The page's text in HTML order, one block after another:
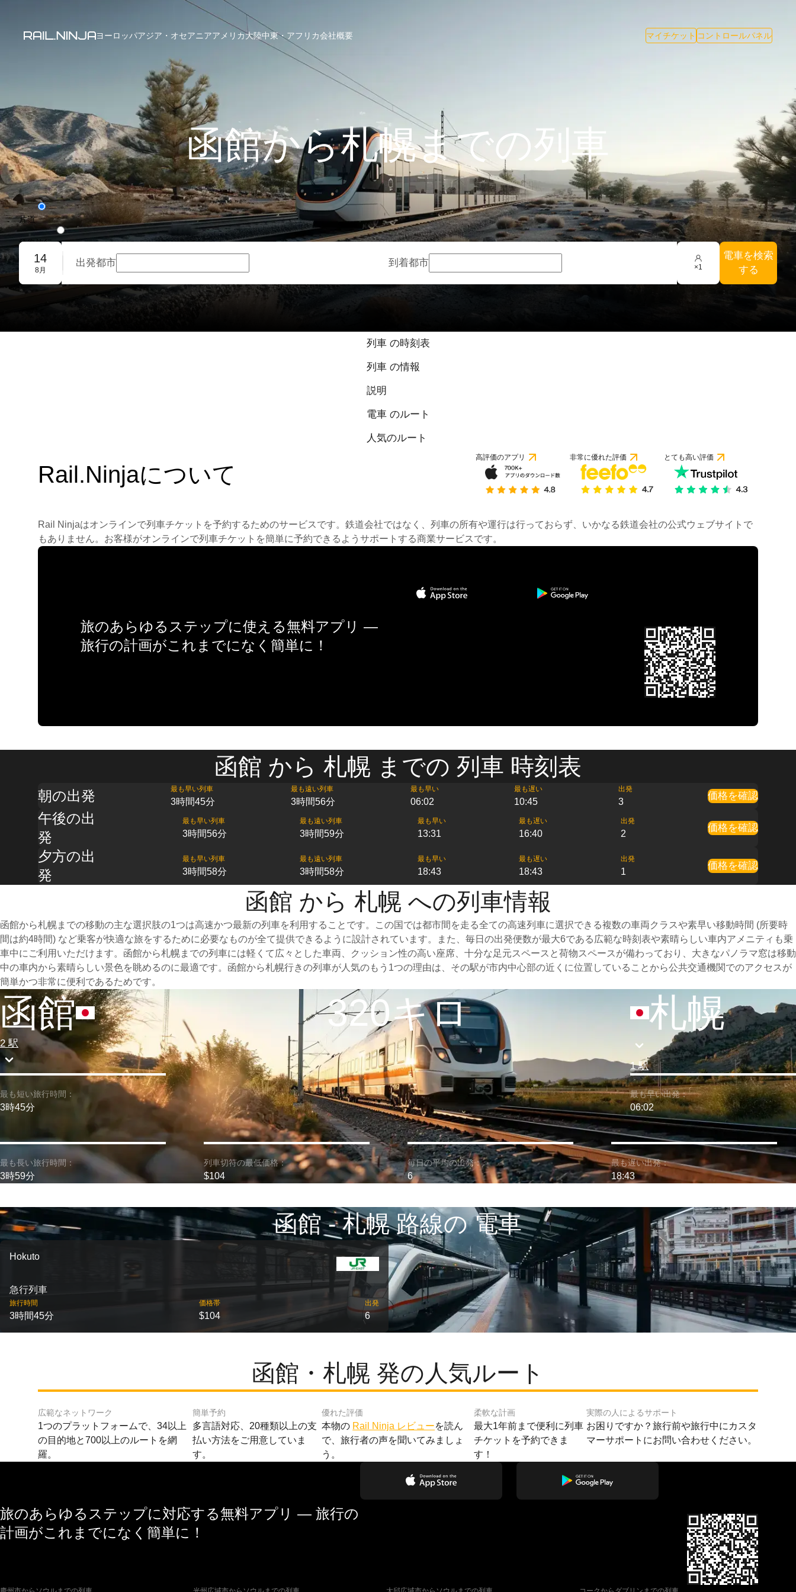
ヨーロッパアジア・オセアニアアメリカ大陸中東・アフリカ会社概要 マイチケット コントロールパネル
函館から札幌までの列車
片道
往復旅行
団体予約
14
8月
出発都市 到着都市 ×1
電車を検索
する
列車 の時刻表
列車 の情報
説明
電車 のルート
人気のルート
Rail.Ninjaについて
高評価のアプリ 非常に優れた評価 とても高い評価
Rail Ninjaはオンラインで列車チケットを予約するためのサービスです。鉄道会社ではなく、列車の所有や運行は行っておらず、いかなる鉄道会社の公式ウェブサイトで
もありません。お客様がオンラインで列車チケットを簡単に予約できるようサポートする商業サービスです。
旅のあらゆるステップに使える無料アプリ —
旅行の計画がこれまでになく簡単に！
函館 から 札幌 までの 列車 時刻表
朝の出発 最も早い列車
3時間45分
最も遠い列車
3時間56分
最も早い
06:02
最も遅い
10:45
出発
3
価格を確認
午後の出
発
最も早い列車
3時間56分
最も遠い列車
3時間59分
最も早い
13:31
最も遅い
16:40
出発
2
価格を確認
夕方の出
発
最も早い列車
3時間58分
最も遠い列車
3時間58分
最も早い
18:43
最も遅い
18:43
出発
1
価格を確認
函館 から 札幌 への列車情報
函館から札幌までの移動の主な選択肢の1つは高速かつ最新の列車を利用することです。この国では都市間を走る全ての高速列車に選択できる複数の車両クラスや素早い移動時間 (所要時
間は約4時間) など乗客が快適な旅をするために必要なものが全て提供できるように設計されています。また、毎日の出発便数が最大6である広範な時刻表や素晴らしい車内アメニティも乗
車中にご利用いただけます。函館から札幌までの列車には軽くて広々とした車両、クッション性の高い座席、十分な足元スペースと荷物スペースが備わっており、大きなパノラマ窓は移動
中の車内から素晴らしい景色を眺めるのに最適です。函館から札幌行きの列車が人気のもう1つの理由は、その駅が市内中心部の近くに位置していることから公共交通機関でのアクセスが
簡単かつ非常に便利であるためです。
函館
2 駅
320キロ 札幌
1 駅
最も短い旅行時間：
3時45分
最も早い出発：
06:02
最も長い旅行時間：
3時59分
列車切符の最低価格：
$104
毎日の平均の出発：
6
最も遅い出発：
18:43
函館 - 札幌 路線の 電車
Hokuto
急行列車
旅行時間
3時間45分
価格帯
$104
出発
6
函館・札幌 発の人気ルート
広範なネットワーク
1つのプラットフォームで、34以上
の目的地と700以上のルートを網
羅。
簡単予約
多言語対応、20種類以上の支
払い方法をご用意していま
す。
優れた評価
本物の Rail Ninja レビューを読ん
で、旅行者の声を聞いてみましょ
う。
柔軟な計画
最大1年前まで便利に列車
チケットを予約できま
す！
実際の人によるサポート
お困りですか？旅行前や旅行中にカスタ
マーサポートにお問い合わせください。
旅のあらゆるステップに対応する無料アプリ — 旅行の
計画がこれまでになく簡単に！